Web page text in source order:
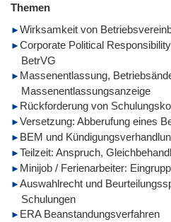
Themen
Wirksamkeit von
Corporate Political
BetrVG
Massenentlassung,
Massenentlassungsanzeige
Rückforderung von
Versetzung: Abberufung eines
BEM und
Teilzeit: Anspruch,
Minijob / Ferienarbeiter:
Auswahlrecht und
Schulungen
ERA Beanstandungsverfahren